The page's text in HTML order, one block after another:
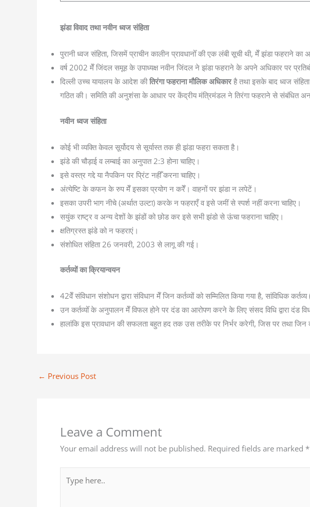
झंडा विवाद तथा नवीन ध्वज संहिता
पुरानी ध्वज संहिता, जिसमें प्राचीन कालीन प्रावधानोँ की एक लंबी सूची थी, मेँ झंडा फहराने का
वर्ष 2002 मेँ जिंदल समूह के उपाध्यक्ष नवीन जिंदल ने झंडा फहराने के अपने अधिकार पर
दिल्ली उच्च यायालय के आदेश कीतिरंगा फहराना मौलिक अधिकारहै तथा इसके बाद ध्वज
गठित की। समिति की अनुशंसा के आधार पर केंद्रीय मंत्रिमंडल ने तिरंगा फहराने से संबंधित
नवीन ध्वज संहिता
कोई भी व्यक्ति केवल सूर्योदय से सूर्यास्त तक ही झंडा फहरा सकता है।
झंडे की चौड़ाई व लम्बाई का अनुपात 2:3 होना चाहिए।
इसे वस्त्र गद्दे या नैपकिन पर प्रिंट नहीँ करना चाहिए।
अंत्येष्टि के कफन के रुप मेँ इसका प्रयोग न करेँ। वाहनों पर झंडा न लपेटें।
इसका उपरी भाग नीचे (अर्थात उल्टा) करके न फहराएँ व इसे जमीं से स्पर्श नहीं करना चाहिए।
सयुंक राष्ट्र व अन्य देशों के झंडों को छोड कर इसे सभी झंडो से ऊंचा फहराना चाहिए।
क्षतिग्रस्त झंडे को न फहराएं।
संशोधित संहिता 26 जनवरी, 2003 से लागू की गई।
कर्तव्यों का क्रियान्वयन
42वेँ संविधान संशोधन द्वारा संविधान मेँ जिन कर्तव्यों को सम्मिलित किया गया है, सांविधिक
उन कर्तव्योँ के अनुपालन मेँ विफल होने पर दंड का आरोपण करने के लिए संसद विधि द्वारा दंड
हालांकि इस प्रावधान की सफलता बहुत हद तक उस तरीके पर निर्भर करेगी, जिस पर तथा जिन
← Previous Post
Leave a Comment
Your email address will not be published. Required fields are marked *
here..